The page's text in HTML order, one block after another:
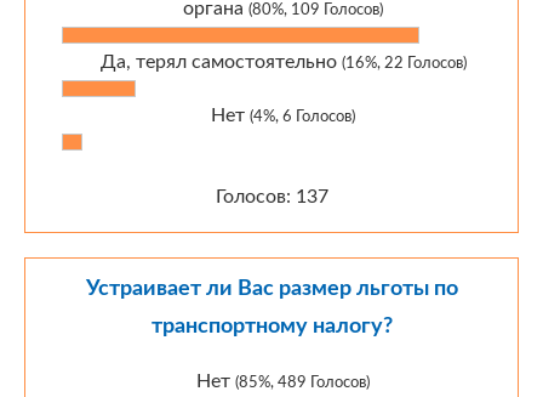
органа (80%, 109 Голосов)
Да, терял самостоятельно (16%, 22 Голосов)
Нет (4%, 6 Голосов)
Голосов: 137
Устраивает ли Вас размер льготы по
транспортному налогу?
Нет (85%, 489 Голосов)